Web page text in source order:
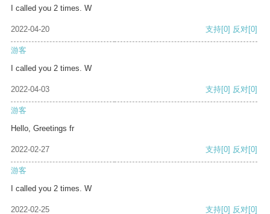
I called you 2 times. W
2022-04-20 支持[0] 反对[0]
游客
I called you 2 times. W
2022-04-03 支持[0] 反对[0]
游客
Hello, Greetings fr
2022-02-27 支持[0] 反对[0]
游客
I called you 2 times. W
2022-02-25 支持[0] 反对[0]